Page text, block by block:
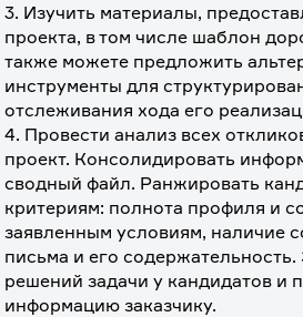
3. Изучить материалы,
проекта, в том числе шаблон
также можете предложить
инструменты для
отслеживания хода его
4. Провести анализ всех
проект. Консолидировать
сводный файл. Ранжировать
критериям: полнота профиля и
заявленным условиям, наличие
письма и его
решений задачи у кандидатов и
информацию заказчику.